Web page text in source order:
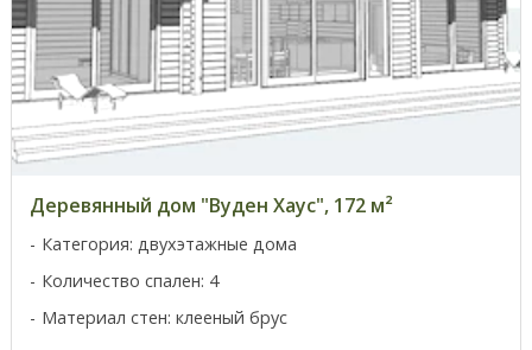
Деревянный дом "Вуден Хаус", 172 м²
Категория: двухэтажные дома
Количество спален: 4
Материал стен: клееный брус